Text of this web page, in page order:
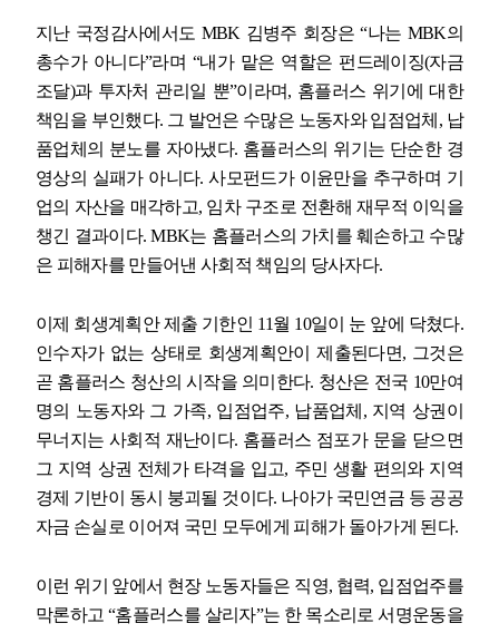
지난 국정감사에서도 MBK 김병주 회장은“나는 MBK의
총수가 아니다”라며 “내가 맡은 역할은 펀드레이징(자금
조달)과 투자처 관리일 뿐”이라며, 홈플러스 위기에 대한
책임을 부인했다. 그 발언은 수많은 노동자와 입점업체 , 납
품업체의 분노를 자아냈다. 홈플러스의 위기는 단순한 경
영상의 실패가 아니다.사모펀드가 이윤만을 추구하며 기
업의 자산을 매각하고, 임차 구조로 전환해 재무적 이익을
챙긴 결과이다. MBK는 홈플러스의 가치를 훼손하고 수많
은 피해자를 만들어낸 사회적 책임의 당사자다.
이제 회생계획안 제출 기한인 11월 10일이 눈 앞에 닥쳤다.
인수자가 없는 상태로 회생계획안이 제출된다면, 그것은
곧 홈플러스 청산의 시작을 의미한다. 청산은 전국 10만여
명의 노동자와 그 가족, 입점업주, 납품업체 , 지역 상권이
무너지는 사회적 재난이다. 홈플러스 점포가 문을 닫으면
그 지역 상권 전체가 타격을 입고, 주민 생활 편의와 지역
경제 기반이 동시 붕괴될 것이다. 나아가 국민연금 등 공공
자금 손실로 이어져 국민 모두에게 피해가 돌아가게 된다.
이런 위기 앞에서 현장 노동자들은 직영, 협력, 입점업주를
막론하고“홈플러스를 살리자”는 한 목소리로 서명운동을